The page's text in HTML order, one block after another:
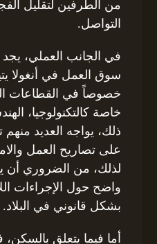
من الطرفين لتقليل
التواصل.
في الجانب العملي، يجد
سوق العمل في أنغولا
خصوصاً في القطاعات
خاصة كالتكنولوجيا،
ذلك، يواجه العديد
على تصاريح العمل
لذلك، من الضروري أن
واضح حول الإجراءات
بشكل قانوني في البلاد.
أما فيما يتعلق بالسكن،